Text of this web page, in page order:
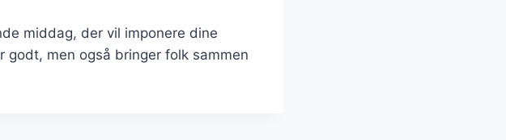
middag, der vil imponere dine
godt, men også bringer folk sammen